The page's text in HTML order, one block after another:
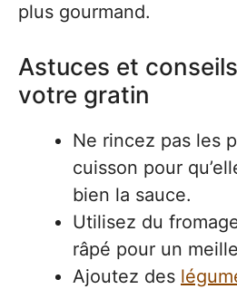
plus gourmand.
Astuces et
votre gratin
Ne rincez pas les
cuisson pour
bien la sauce.
Utilisez du
râpé pour un
Ajoutez des